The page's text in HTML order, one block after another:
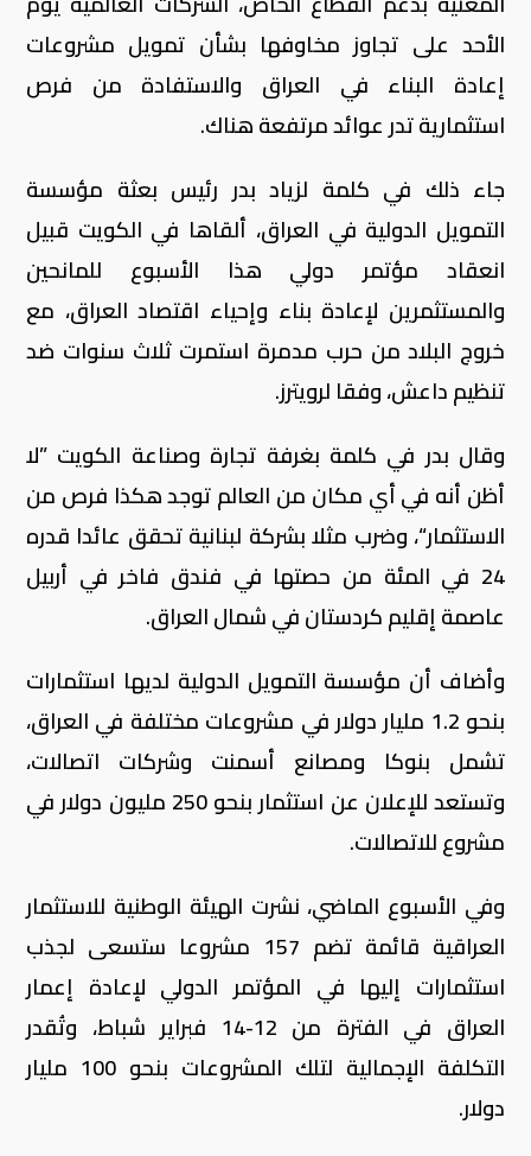
الأحد على تجاوز مخاوفها بشأن تمويل مشروعات
إعادة البناء في العراق والاستفادة من فرص
استثمارية تدر عوائد مرتفعة هناك.
جاء ذلك في كلمة لزياد بدر رئيس بعثة مؤسسة
التمويل الدولية في العراق، ألقاها في الكويت قبيل
انعقاد مؤتمر دولي هذا الأسبوع للمانحين
والمستثمرين لإعادة بناء وإحياء اقتصاد العراق، مع
خروج البلاد من حرب مدمرة استمرت ثلاث سنوات ضد
تنظيم داعش، وفقا لرويترز.
وقال بدر في كلمة بغرفة تجارة وصناعة الكويت ”لا
أظن أنه في أي مكان من العالم توجد هكذا فرص من
الاستثمار“، وضرب مثلا بشركة لبنانية تحقق عائدا قدره
24 في المئة من حصتها في فندق فاخر في أربيل
عاصمة إقليم كردستان في شمال العراق.
وأضاف أن مؤسسة التمويل الدولية لديها استثمارات
بنحو 1.2 مليار دولار في مشروعات مختلفة في العراق،
تشمل بنوكا ومصانع أسمنت وشركات اتصالات،
وتستعد للإعلان عن استثمار بنحو 250 مليون دولار في
مشروع للاتصالات.
وفي الأسبوع الماضي، نشرت الهيئة الوطنية للاستثمار
العراقية قائمة تضم 157 مشروعا ستسعى لجذب
استثمارات إليها في المؤتمر الدولي لإعادة إعمار
العراق في الفترة من 12-14 فبراير شباط، وتُقدر
التكلفة الإجمالية لتلك المشروعات بنحو 100 مليار
دولار.